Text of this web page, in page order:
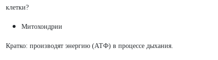
клетки?
Митохондрии
Кратко: производят энергию (АТФ) в процессе дыхания.